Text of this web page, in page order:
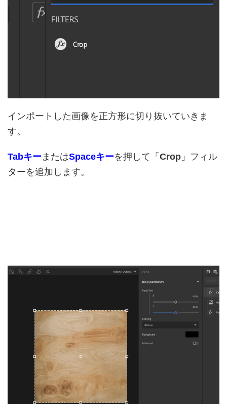
インポートした画像を正方形に切り抜いていきま
す。
Tabキー またはSpaceキーを押して「 Crop 」フィル
ターを追加します。